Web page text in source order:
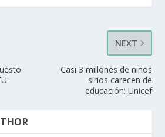
NEXT
Casi 3 millones de niños
sirios carecen de
educación: Unicef